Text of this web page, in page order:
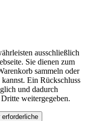
ausschließlich
Sie dienen zum
sammeln oder
Ein Rückschluss
und dadurch
weitergegeben.
erforderliche